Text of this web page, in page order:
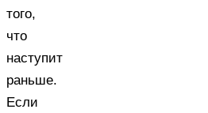
того,
что
наступит
раньше.
Если